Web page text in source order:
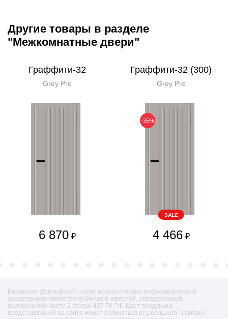
Другие товары в разделе
"Межкомнатные двери"
Граффити-32
Grey Pro
6 870 ₽
Граффити-32 (300)
Grey Pro
-35%
SALE
4 466 ₽
Внимание! Данный сайт носит исключительно информационный
характер и не является публичной офертой, определяемой
положениями части 2 статьи 437 ГК РФ. Цвет продукции,
представленной на сайте может отличаться от реального, в связи с